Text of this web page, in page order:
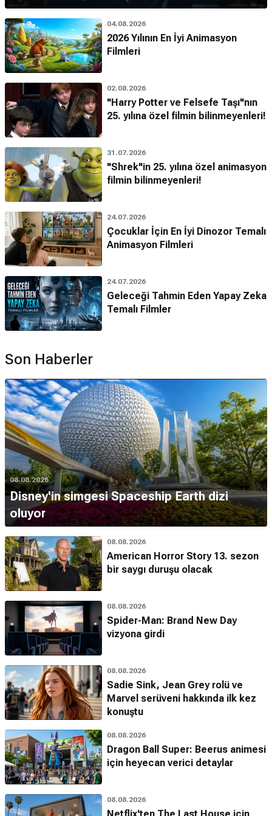
04.08.2026
2026 Yılının En İyi Animasyon
Filmleri
02.08.2026
"Harry Potter ve Felsefe Taşı"nın
25. yılına özel filmin bilinmeyenleri!
31.07.2026
"Shrek"in 25. yılına özel animasyon
filmin bilinmeyenleri!
24.07.2026
Çocuklar İçin En İyi Dinozor Temalı
Animasyon Filmleri
24.07.2026
Geleceği Tahmin Eden Yapay Zeka
Temalı Filmler
Son Haberler
08.08.2026
Disney'in simgesi Spaceship Earth dizi
oluyor
08.08.2026
American Horror Story 13. sezon
bir saygı duruşu olacak
08.08.2026
Spider-Man: Brand New Day
vizyona girdi
08.08.2026
Sadie Sink, Jean Grey rolü ve
Marvel serüveni hakkında ilk kez
konuştu
08.08.2026
Dragon Ball Super: Beerus animesi
için heyecan verici detaylar
08.08.2026
Netflix'ten The Last House için